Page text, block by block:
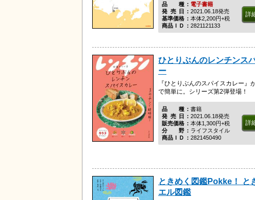
品種電子書籍
発売日 2021.06.18発売
基準価格
本体2,200円+税
商品ＩＤ
2821121133
詳
ひとりぶんのレンチンス
ー
『ひとりぶんのスパイスカレー』
で簡単に。シリーズ第2弾登場！
品種書籍
発売日 2021.06.18発売
販売価格
本体1,300円+税
分野ライフスタイル
商品ＩＤ
2821450490
詳
ときめく図鑑Pokke！ と
エル図鑑